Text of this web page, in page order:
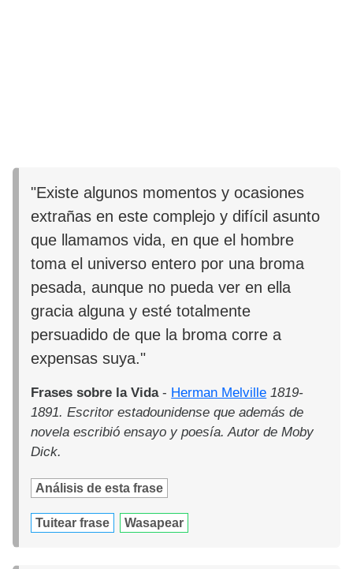
"Existe algunos momentos y ocasiones
extrañas en este complejo y difícil asunto
que llamamos vida, en que el hombre
toma el universo entero por una broma
pesada, aunque no pueda ver en ella
gracia alguna y esté totalmente
persuadido de que la broma corre a
expensas suya."
Frases sobre la Vida- Herman Melville 1819-
1891. Escritor estadounidense que además de
novela escribió ensayo y poesía. Autor de Moby
Dick.
Análisis de esta frase
Tuitear frase Wasapear